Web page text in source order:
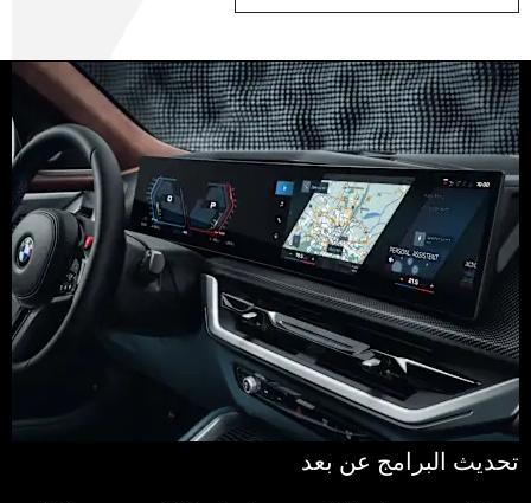
تحديث البرامج عن بعد